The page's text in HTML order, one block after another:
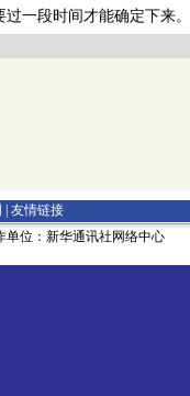
一段时间才能确定下来。
友情链接
单位：新华通讯社网络中心